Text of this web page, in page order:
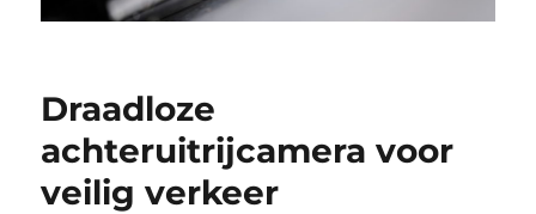
Draadloze
achteruitrijcamera voor
veilig verkeer